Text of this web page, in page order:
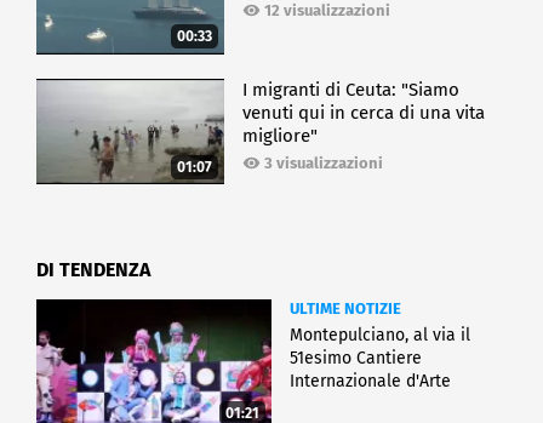
00:33
12 visualizzazioni
01:07
I migranti di Ceuta: "Siamo
venuti qui in cerca di una vita
migliore"
3 visualizzazioni
DI TENDENZA
01:21
ULTIME NOTIZIE
Montepulciano, al via il
51esimo Cantiere
Internazionale d'Arte